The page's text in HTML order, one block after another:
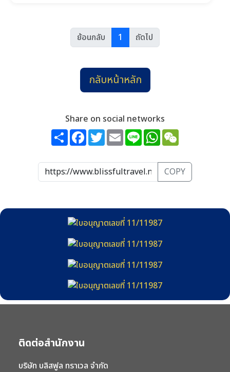
ย้อนกลับ 1 ถัดไป
กลับหน้าหลัก
Share on social networks
ShareFacebook
TwitterEmailLine WhatsApp
COPY
ติดต่อสำนักงาน
บริษัท บลิสฟูล ทราเวล จำกัด